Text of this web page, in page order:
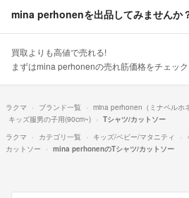
mina perhonenを出品してみませんか
買取よりも高値で売れる!
まずはmina perhonenの売れ筋価格をチェック
ラクマ ブランド一覧 mina perhonen（ミナペルホ
キッズ服男の子用(90cm~)
Tシャツ/カットソー
ラクマ
カテゴリ一覧 キッズ/ベビー/マタニティ
カットソー
mina perhonenのTシャツ/カットソー